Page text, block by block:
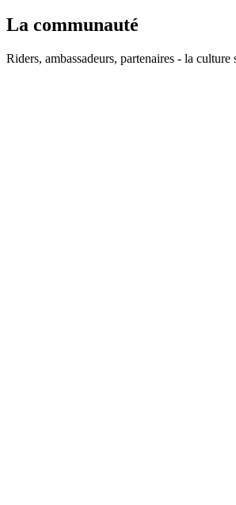
La communauté
Riders, ambassadeurs, partenaires - la culture